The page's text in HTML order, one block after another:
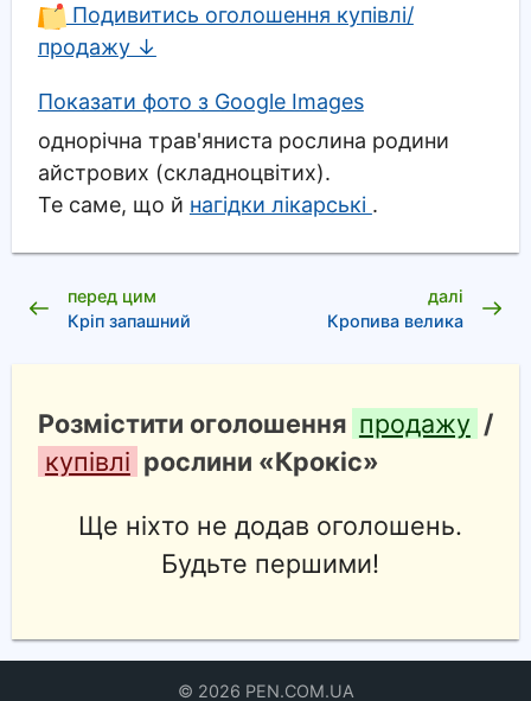
Подивитись оголошення купівлі/
продажу ↓
Показати фото з Google Images
однорічна трав'яниста рослина родини
айстрових (складноцвітих).
Те саме, що й нагідки лікарські .
перед цим
Кріп запашний
далі
Кропива велика
Розмістити оголошення продажу /
купівлі рослини «Крокіс»
Ще ніхто не додав оголошень.
Будьте першими!
© 2026 PEN.COM.UA